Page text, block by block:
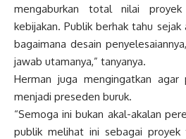
mengaburkan total nilai
kebijakan. Publik berhak tahu
bagaimana desain
jawab utamanya,” tanyanya.
Herman juga mengingatkan
menjadi preseden buruk.
“Semoga ini bukan akal-akalan
publik melihat ini sebagai